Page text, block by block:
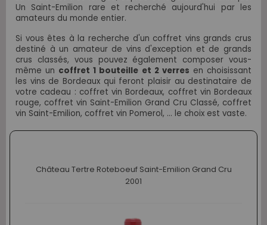
Un Saint-Emilion rare et recherché aujourd'hui par les
amateurs du monde entier.
Si vous êtes à la recherche d'un coffret vins grands crus
destiné à un amateur de vins d'exception et de grands
crus classés, vous pouvez également composer vous-
même un coffret 1 bouteille et 2 verres en choisissant
les vins de Bordeaux qui feront plaisir au destinataire de
votre cadeau : coffret vin Bordeaux, coffret vin Bordeaux
rouge, coffret vin Saint-Emilion Grand Cru Classé, coffret
vin Saint-Emilion, coffret vin Pomerol, ... le choix est vaste.
Château Tertre Roteboeuf Saint-Emilion Grand Cru
2001